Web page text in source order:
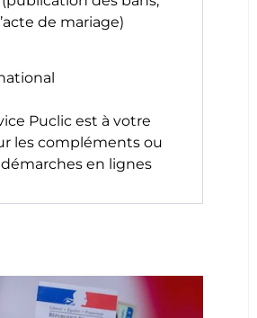
de mariage)
Puclic est à votre
les compléments ou
démarches en lignes